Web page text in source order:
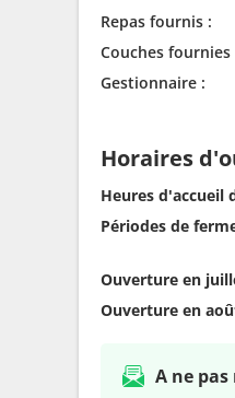
Repas fournis :
Couches fournies
Gestionnaire :
Horaires
Heures d'accueil
Périodes de
Ouverture en
Ouverture en
A ne